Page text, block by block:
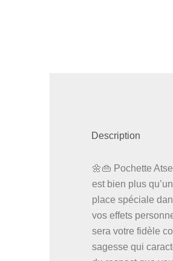
Description
🌼👜 Pochette
est bien plus
place spéciale
vos effets
sera votre fidèle
sagesse qui